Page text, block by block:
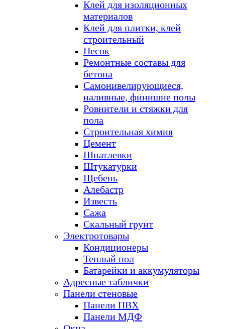
Клей для изоляционных
материалов
Клей для плитки, клей
строительный
Песок
Ремонтные составы для
бетона
Самонивелирующиеся,
наливные, финишне полы
Ровнители и стяжки для
пола
Строительная химия
Цемент
Шпатлевки
Штукатурки
Щебень
Алебастр
Известь
Сажа
Скальный грунт
Электротовары
Кондиционеры
Теплый пол
Батарейки и аккумуляторы
Адресные таблички
Панели стеновые
Панели ПВХ
Панели МДФ